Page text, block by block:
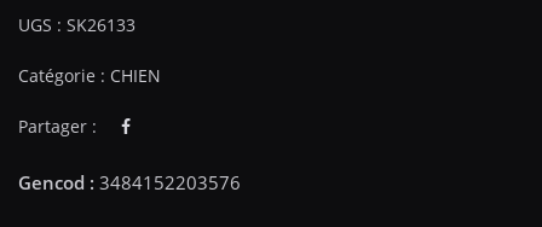
UGS : SK26133
Catégorie : CHIEN
Partager :